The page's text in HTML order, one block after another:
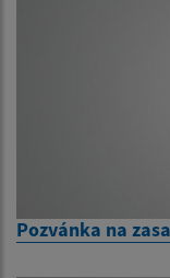
Pozvánka na